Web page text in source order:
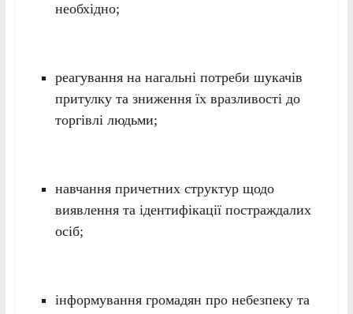
необхідно;
реагування на нагальні потреби шукачів
притулку та зниження їх вразливості до
торгівлі людьми;
навчання причетних структур щодо
виявлення та ідентифікації постраждалих
осіб;
інформування громадян про небезпеку та